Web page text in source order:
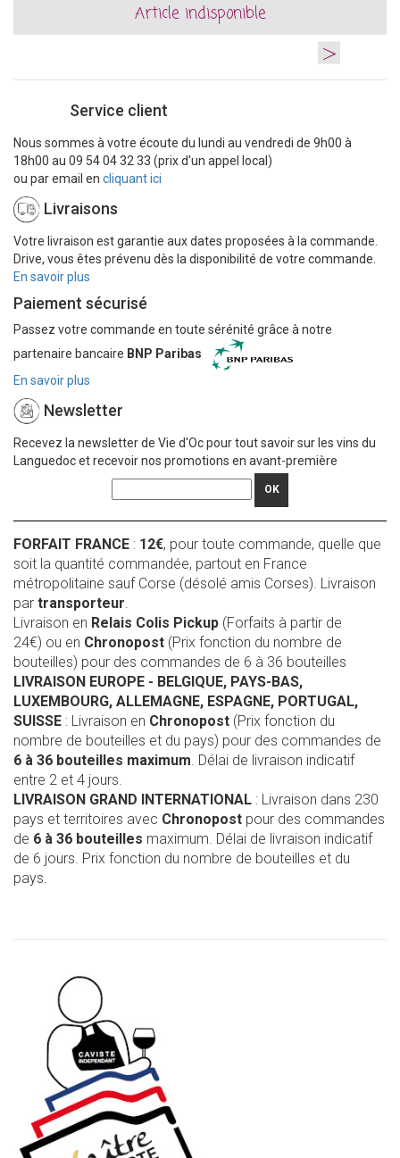
Article indisponible
>
Service client
Nous sommes à votre écoute du lundi au vendredi de 9h00 à
18h00 au 09 54 04 32 33 (prix d'un appel local)
ou par email en cliquant ici
Livraisons
Votre livraison est garantie aux dates proposées à la commande.
Drive, vous êtes prévenu dès la disponibilité de votre commande.
En savoir plus
Paiement sécurisé
Passez votre commande en toute sérénité grâce à notre
partenaire bancaire BNP Paribas
En savoir plus
Newsletter
Recevez la newsletter de Vie d'Oc pour tout savoir sur les vins du
Languedoc et recevoir nos promotions en avant-première
OK
FORFAIT FRANCE : 12€, pour toute commande, quelle que
soit la quantité commandée, partout en France
métropolitaine sauf Corse (désolé amis Corses). Livraison
par transporteur
Livraison en Relais Colis Pickup (Forfaits à partir de
24€) ou en Chronopost (Prix fonction du nombre de
bouteilles) pour des commandes de 6 à 36 bouteilles
LIVRAISON EUROPE - BELGIQUE, PAYS-BAS,
LUXEMBOURG, ALLEMAGNE, ESPAGNE, PORTUGAL,
SUISSE : Livraison en Chronopost (Prix fonction du
nombre de bouteilles et du pays) pour des commandes de
6 à 36 bouteilles maximum . Délai de livraison indicatif
entre 2 et 4 jours.
LIVRAISON GRAND INTERNATIONAL : Livraison dans 230
pays et territoires avec Chronopost pour des commandes
de 6 à 36 bouteilles maximum. Délai de livraison indicatif
de 6 jours. Prix fonction du nombre de bouteilles et du
pays.